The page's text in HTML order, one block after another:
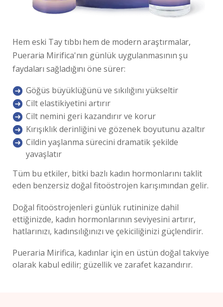
Hem eski Tay tıbbı hem de modern araştırmalar,
Pueraria Mirifica'nın günlük uygulanmasının şu
faydaları sağladığını öne sürer:
Göğüs büyüklüğünü ve sıkılığını yükseltir
Cilt elastikiyetini artırır
Cilt nemini geri kazandırır ve korur
Kırışıklık derinliğini ve gözenek boyutunu azaltır
Cildin yaşlanma sürecini dramatik şekilde
yavaşlatır
Tüm bu etkiler, bitki bazlı kadın hormonlarını taklit
eden benzersiz doğal fitoöstrojen karışımından gelir.
Doğal fitoöstrojenleri günlük rutininize dahil
ettiğinizde, kadın hormonlarının seviyesini artırır,
hatlarınızı, kadınsılığınızı ve çekiciliğinizi güçlendirir.
Pueraria Mirifica, kadınlar için en üstün doğal takviye
olarak kabul edilir; güzellik ve zarafet kazandırır.